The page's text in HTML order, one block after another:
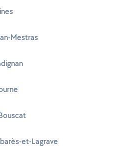
Mestras
et-Lagrave